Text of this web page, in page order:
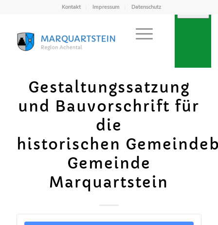
Kontakt Impressum Datenschutz
Gestaltungssatzung
und Bauvorschrift für
die
historischen
Gemeinde
Marquartstein